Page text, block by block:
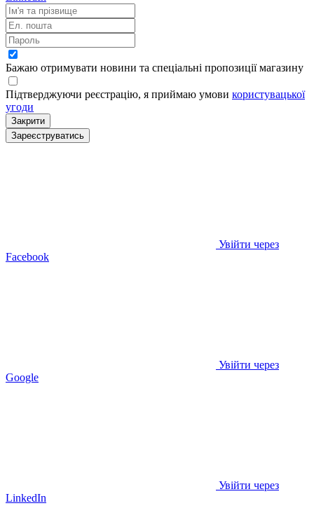
Бажаю отримувати новини та спеціальні пропозиціїмагазину
Підтверджуючи реєстрацію, я приймаю умови користувацької
угоди
Закрити
Зареєструватись
Увійти через
Facebook
Увійти через
Google
Увійти через
LinkedIn